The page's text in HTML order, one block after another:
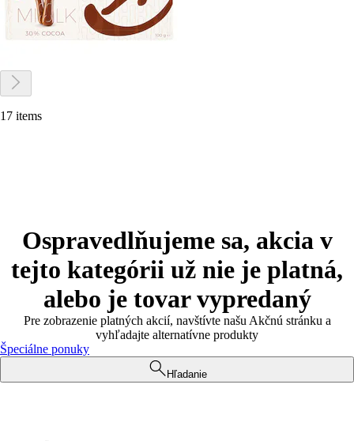
17 items
Ospravedlňujeme sa, akcia v
tejto kategórii už nie je platná,
alebo je tovar vypredaný
Pre zobrazenie platných akcií, navštívte našu Akčnú stránku a
vyhľadajte alternatívne produkty
Špeciálne ponuky
Hľadanie